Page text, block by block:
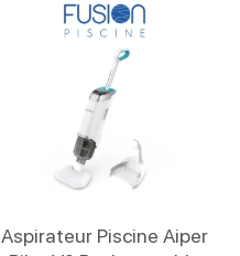
Aspirateur Piscine Aiper